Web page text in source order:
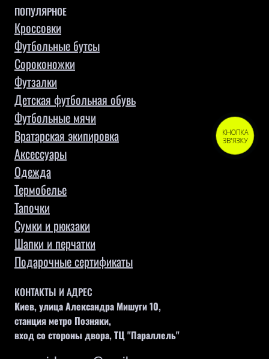
ПОПУЛЯРНОЕ
Кроссовки
Футбольные бутсы
Сороконожки
Футзалки
Детская футбольная обувь
Футбольные мячи
Вратарская экипировка
Аксессуары
Одежда
Термобелье
Тапочки
Сумки и рюкзаки
Шапки и перчатки
Подарочные сертификаты
КОНТАКТЫ И АДРЕС
Киев, улица Александра Мишуги 10,
станция метро Позняки,
вход со стороны двора, ТЦ "Параллель"
КНОПКА
ЗВ'ЯЗКУ